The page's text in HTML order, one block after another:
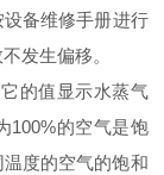
备维修手册进行
发生偏移。
的值显示水蒸气
100%的空气是饱
度的空气的饱和